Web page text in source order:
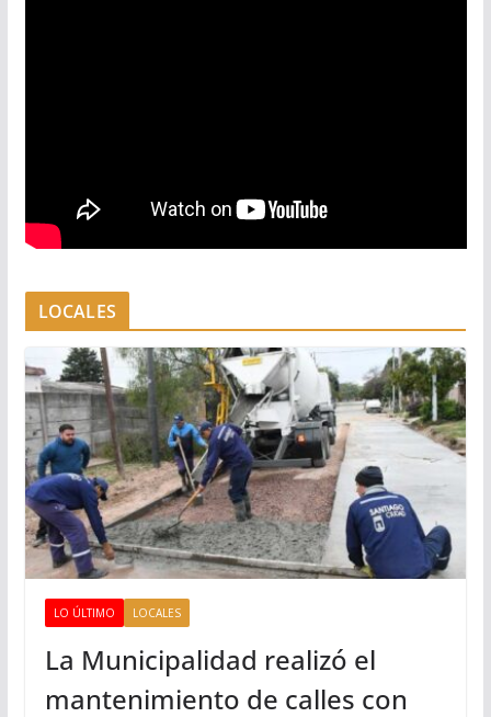
LOCALES
LO ÚLTIMO LOCALES
La Municipalidad realizó el
mantenimiento de calles con